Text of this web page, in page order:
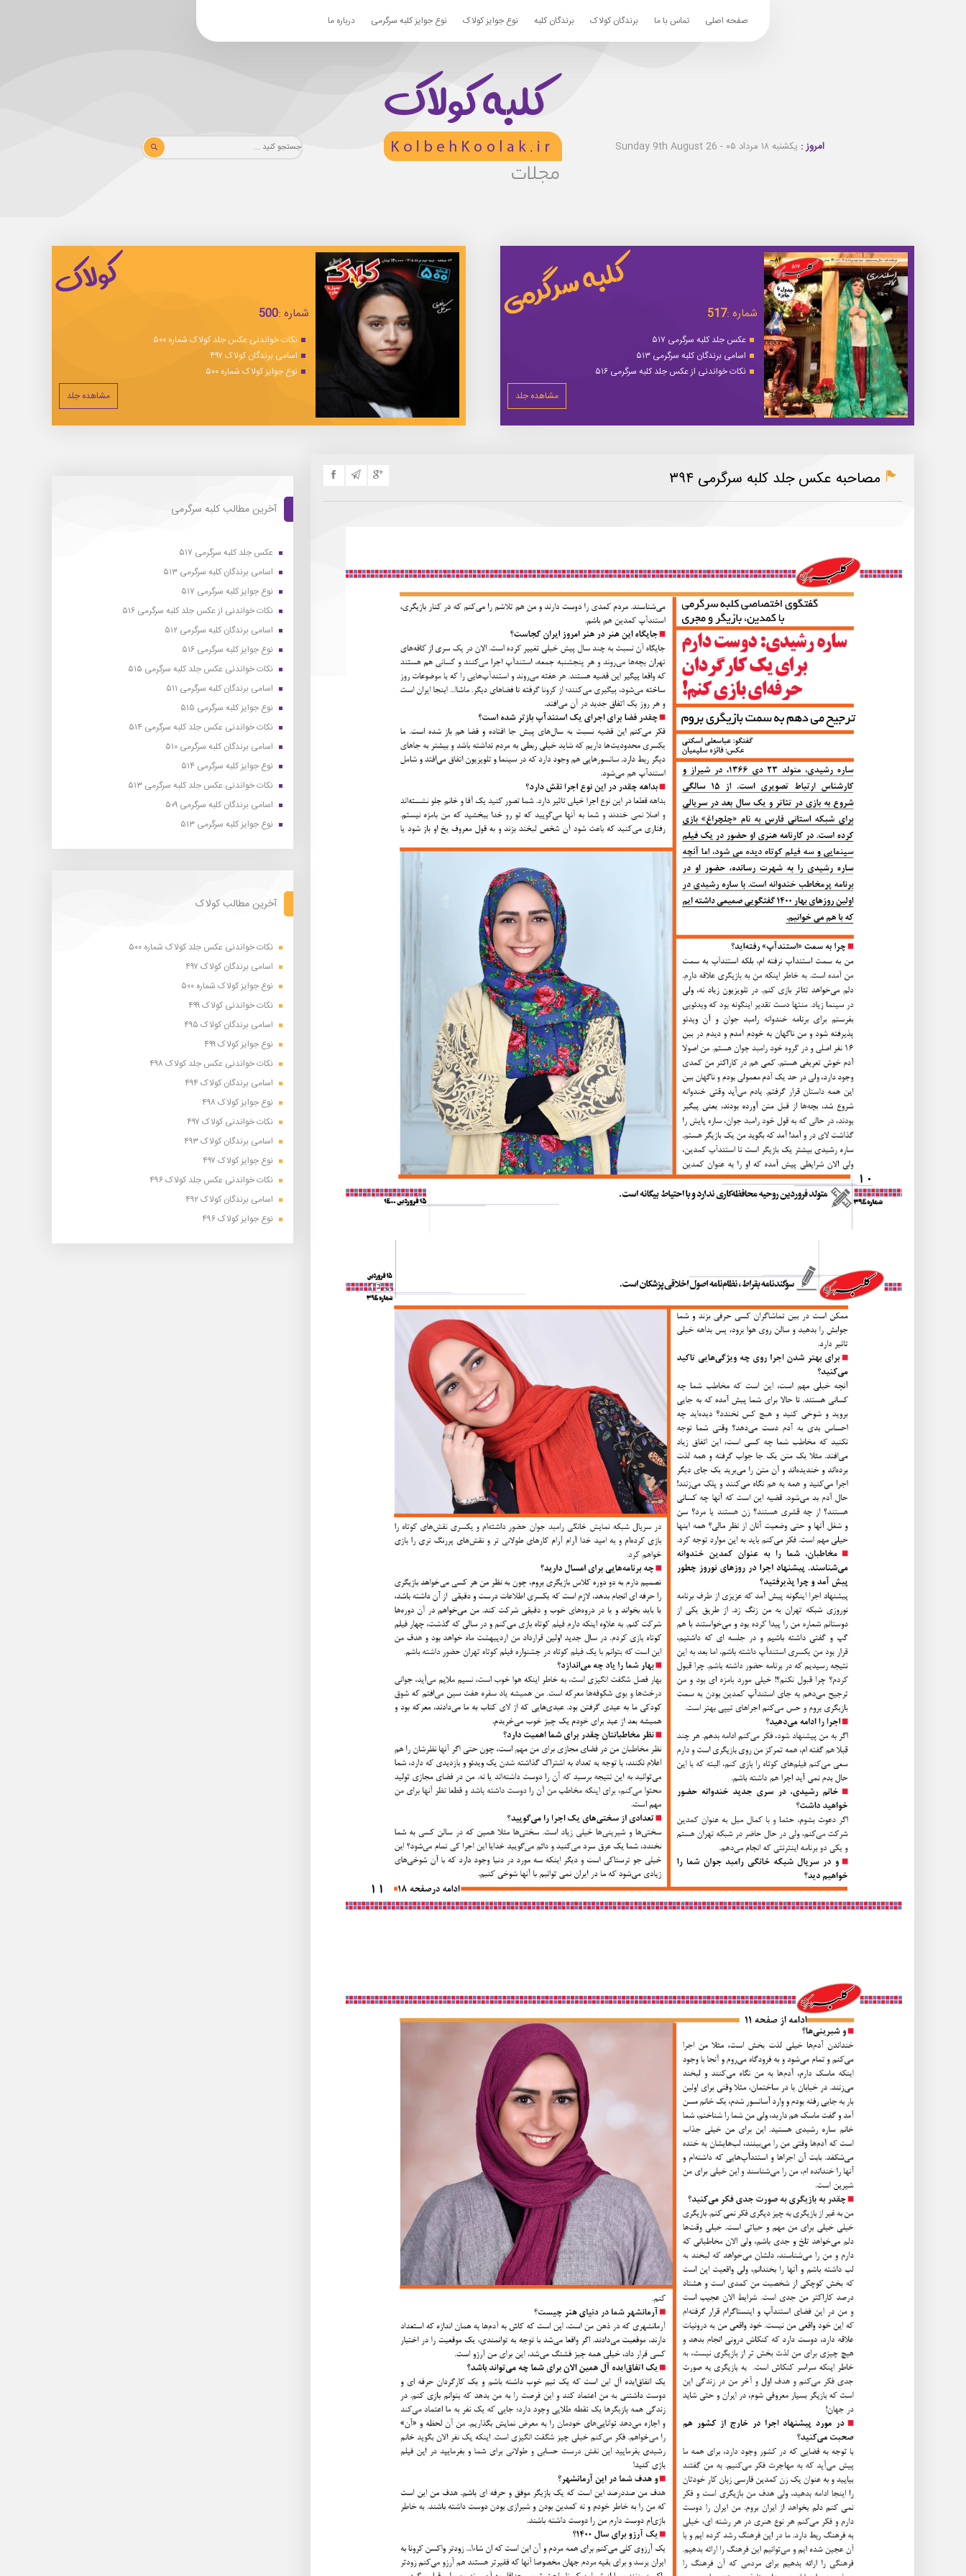
صفحه اصلی تماس با ما برندگان کولاک برندگان کلبه نوع جوایز کولاک نوع جوایز کلبه سرگرمی درباره ما
امروز : یکشنبه ۱۸ مرداد ۰۵ - Sunday 9th August 26
شماره :517
عکس جلد کلبه سرگرمی ۵۱۷
اسامی برندگان کلبه سرگرمی ۵۱۳
نکات خواندنی از عکس جلد کلبه سرگرمی ۵۱۶
مشاهده جلد
شماره :500
نکات خواندنی عکس جلد کولاک شماره ۵۰۰
اسامی برندگان کولاک ۴۹۷
نوع جوایز کولاک شماره ۵۰۰
مشاهده جلد
مصاحبه عکس جلد کلبه سرگرمی ۳۹۴
آخرین مطالب کلبه سرگرمی
عکس جلد کلبه سرگرمی ۵۱۷
اسامی برندگان کلبه سرگرمی ۵۱۳
نوع جوایز کلبه سرگرمی ۵۱۷
نکات خواندنی از عکس جلد کلبه سرگرمی ۵۱۶
اسامی برندگان کلبه سرگرمی ۵۱۲
نوع جوایز کلبه سرگرمی ۵۱۶
نکات خواندنی عکس جلد کلبه سرگرمی ۵۱۵
اسامی برندگان کلبه سرگرمی ۵۱۱
نوع جوایز کلبه سرگرمی ۵۱۵
نکات خواندنی عکس جلد کلبه سرگرمی ۵۱۴
اسامی برندگان کلبه سرگرمی ۵۱۰
نوع جوایز کلبه سرگرمی ۵۱۴
نکات خواندنی عکس جلد کلبه سرگرمی ۵۱۳
اسامی برندگان کلبه سرگرمی ۵۰۹
نوع جوایز کلبه سرگرمی ۵۱۳
آخرین مطالب کولاک
نکات خواندنی عکس جلد کولاک شماره ۵۰۰
اسامی برندگان کولاک ۴۹۷
نوع جوایز کولاک شماره ۵۰۰
نکات خواندنی کولاک ۴۹۹
اسامی برندگان کولاک ۴۹۵
نوع جوایز کولاک ۴۹۹
نکات خواندنی عکس جلد کولاک ۴۹۸
اسامی برندگان کولاک ۴۹۴
نوع جوایز کولاک ۴۹۸
نکات خواندنی کولاک ۴۹۷
اسامی برندگان کولاک ۴۹۳
نوع جوایز کولاک ۴۹۷
نکات خواندنی عکس جلد کولاک ۴۹۶
اسامی برندگان کولاک ۴۹۲
نوع جوایز کولاک ۴۹۶